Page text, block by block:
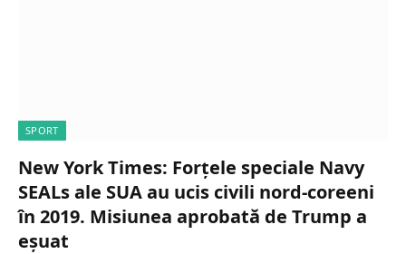
SPORT
New York Times: Forțele speciale Navy
SEALs ale SUA au ucis civili nord-coreeni
în 2019. Misiunea aprobată de Trump a
eșuat